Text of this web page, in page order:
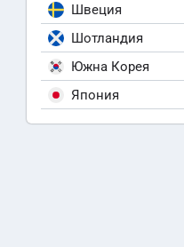
Швеция
Шотландия
Южна Корея
Япония